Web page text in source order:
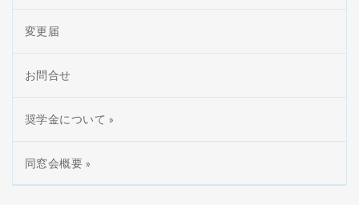
変更届
お問合せ
奨学金について »
同窓会概要 »